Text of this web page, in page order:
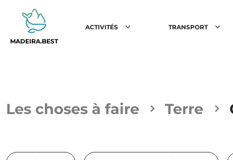
MADEIRA.BEST
ACTIVITÉS TRANSPORT
Les choses à faire Terre